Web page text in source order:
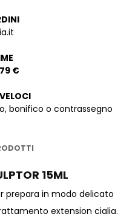
€
bonifico o contrassegno
15ML
prepara in modo delicato
extension ciglia.